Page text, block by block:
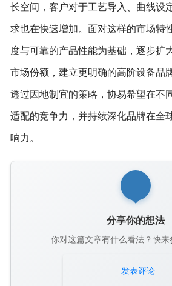
长空间，客户对于工艺导入、曲线设
求也在快速增加。面对这样的市场特
度与可靠的产品性能为基础，逐步扩
市场份额，建立更明确的高阶设备品
透过因地制宜的策略，协易希望在不
适配的竞争力，并持续深化品牌在全
响力。
分享你的想法
你对这篇文章有什么看法？快来
发表评论